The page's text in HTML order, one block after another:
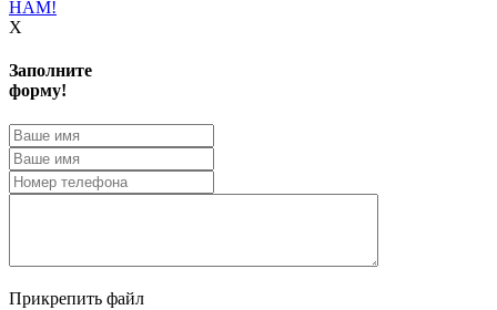
НАМ!
X
Заполните
форму!
Прикрепить файл